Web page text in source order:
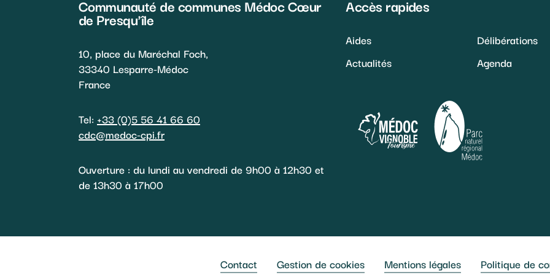
Communauté de communes Médoc Cœur
de Presqu'île
10, place du Maréchal Foch,
33340 Lesparre-Médoc
France
Tel: +33 (0)5 56 41 66 60
cdc@medoc-cpi.fr
Ouverture : du lundi au vendredi de 9h00 à 12h30 et
de 13h30 à 17h00
Accès rapides
Aides
Actualités
Délibérations
Agenda
Contact Gestion de cookies Mentions légales Politique de